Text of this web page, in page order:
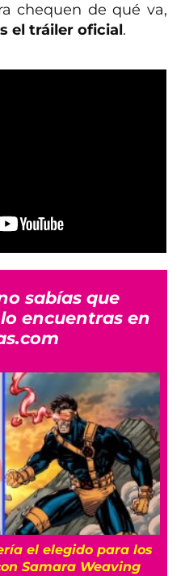
chequen de qué va,
el tráiler oficial.
sabías que
encuentras en
los
‘Primetime’:
película de